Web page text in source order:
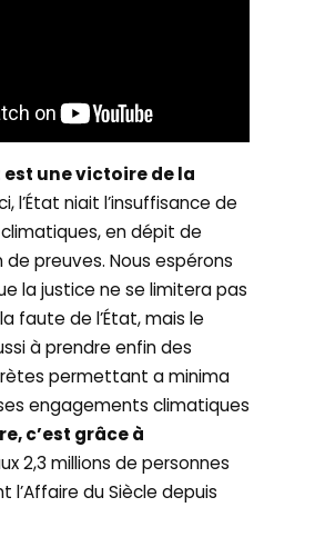
une victoire de la
l’État niait l’insuffisance de
en dépit de
de preuves. Nous espérons
la justice ne se limitera pas
faute de l’État, mais le
à prendre enfin des
permettant a minima
engagements climatiques
c’est grâce à
2,3 millions de personnes
l’Affaire du Siècle depuis